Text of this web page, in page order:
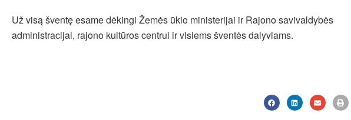
Už visą šventę esame dėkingi Žemės ūkio ministerijai ir Rajono savivaldybės
administracijai, rajono kultūros centrui ir visiems šventės dalyviams.